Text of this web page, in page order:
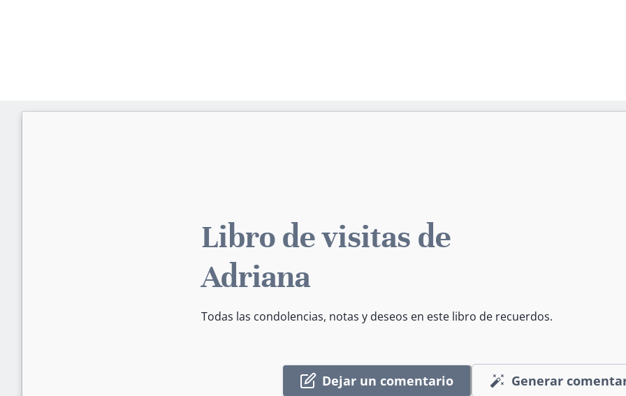
Libro de visitas de
Adriana
Todas las condolencias, notas y deseos en este libro de recuerdos.
Dejar un comentario Generar